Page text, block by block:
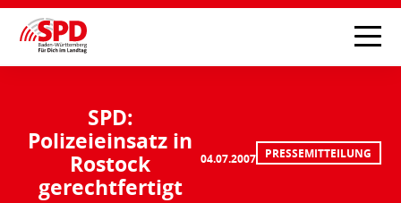
SPD:
Polizeieinsatz in
Rostock
gerechtfertigt
04.07.2007 PRESSEMITTEILUNG